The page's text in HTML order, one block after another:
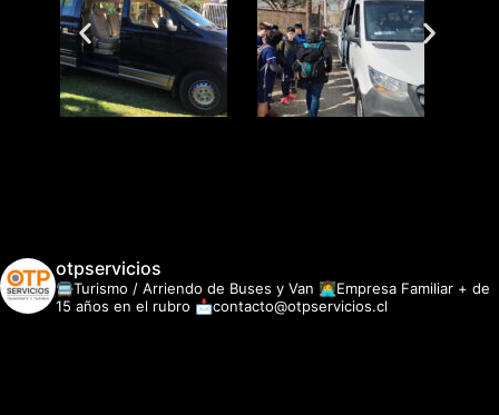
otpservicios
🚍Turismo / Arriendo de Buses y Van 👩‍💻Empresa Familiar + de
15 años en el rubro 📩contacto@otpservicios.cl